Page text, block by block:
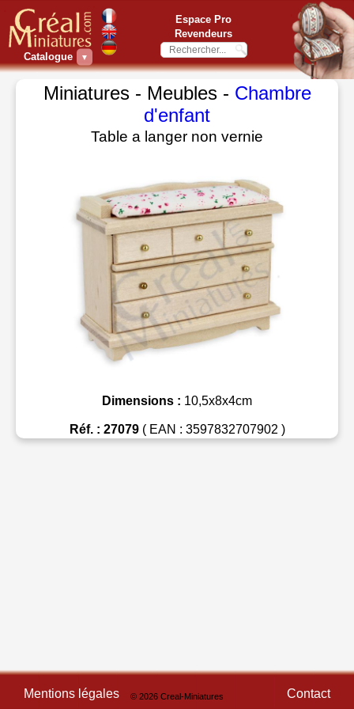
Catalogue ▼
Espace Pro
Revendeurs
Miniatures - Meubles - Chambre
d'enfant
Table a langer non vernie
Dimensions : 10,5x8x4cm
Réf. : 27079( EAN : 3597832707902 )
Mentions légales © 2026 Creal-Miniatures Contact